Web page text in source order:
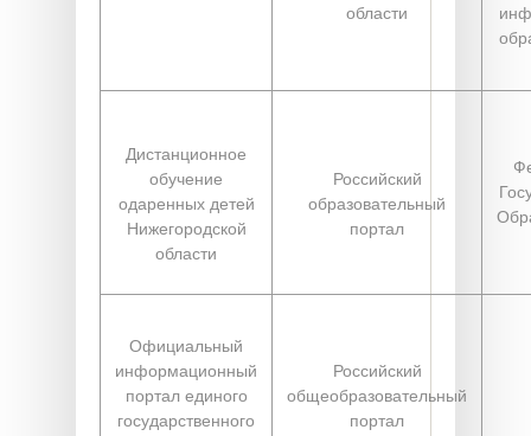
области
Дистанционное
обучение
одаренных детей
Нижегородской
области
Российский
образовательный
портал
Официальный
информационный
портал единого
государственного
Российский
общеобразовательный
портал